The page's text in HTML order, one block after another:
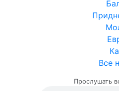
Все
Прослушать